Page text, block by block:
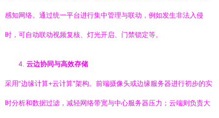
感知网络。通过统一平台进行集中管理与联动，例如发生非法入侵
时，可自动联动视频复核、灯光开启、门禁锁定等。
4. 云边协同与高效存储
采用“边缘计算+云计算”架构。前端摄像头或边缘服务器进行初步的实
时分析和数据过滤，减轻网络带宽与中心服务器压力；云端则负责大